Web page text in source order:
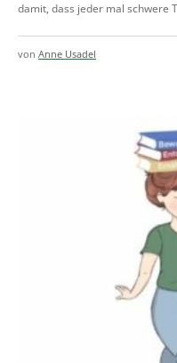
damit, dass jeder mal schwere
von Anne Usadel